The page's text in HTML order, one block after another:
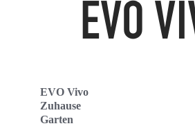
EVO Vivo
Zuhause
Garten